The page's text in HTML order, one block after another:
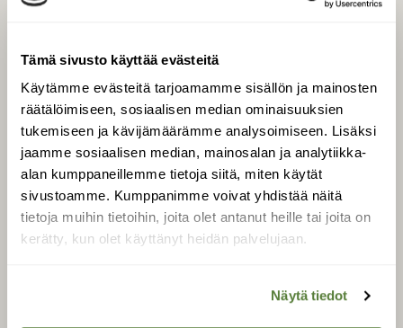
Tämä sivusto käyttää evästeitä
Käytämme evästeitä tarjoamamme sisällön ja mainosten
räätälöimiseen, sosiaalisen median ominaisuuksien
tukemiseen ja kävijämäärämme analysoimiseen. Lisäksi
jaamme sosiaalisen median, mainosalan ja analytiikka-
alan kumppaneillemme tietoja siitä, miten käytät
sivustoamme. Kumppanimme voivat yhdistää näitä
tietoja muihin tietoihin, joita olet antanut heille tai joita on
kerätty, kun olet käyttänyt heidän palvelujaan.
Näytä tiedot
Tilaa digilukuoikeus
Äänestä parasta juttua
Tilaa uutiskirje
SUOMEN LUONNON­
SUOJELU­LIITTO
Suomen Luonto -lehden
luonnonsuojelu­liitto.